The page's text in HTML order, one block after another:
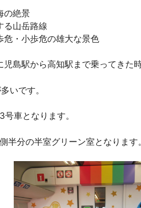
の絶景
る山岳路線
危・小歩危の雄大な景色
島駅から高知駅まで乗ってきた
いです。
車となります。
半分の半室グリーン室となります